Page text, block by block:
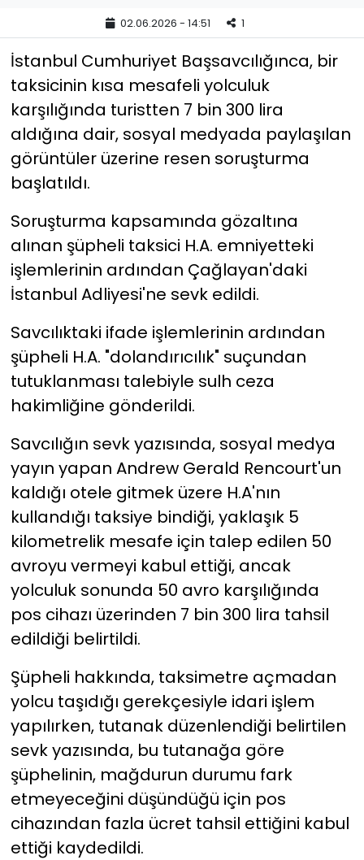
02.06.2026 - 14:51 1
İstanbul Cumhuriyet Başsavcılığınca, bir
taksicinin kısa mesafeli yolculuk
karşılığında turistten 7 bin 300 lira
aldığına dair, sosyal medyada paylaşılan
görüntüler üzerine resen soruşturma
başlatıldı.
Soruşturma kapsamında gözaltına
alınan şüpheli taksici H.A. emniyetteki
işlemlerinin ardından Çağlayan'daki
İstanbul Adliyesi'ne sevk edildi.
Savcılıktaki ifade işlemlerinin ardından
şüpheli H.A. "dolandırıcılık" suçundan
tutuklanması talebiyle sulh ceza
hakimliğine gönderildi.
Savcılığın sevk yazısında, sosyal medya
yayın yapan Andrew Gerald Rencourt'un
kaldığı otele gitmek üzere H.A'nın
kullandığı taksiye bindiği, yaklaşık 5
kilometrelik mesafe için talep edilen 50
avroyu vermeyi kabul ettiği, ancak
yolculuk sonunda 50 avro karşılığında
pos cihazı üzerinden 7 bin 300 lira tahsil
edildiği belirtildi.
Şüpheli hakkında, taksimetre açmadan
yolcu taşıdığı gerekçesiyle idari işlem
yapılırken, tutanak düzenlendiği belirtilen
sevk yazısında, bu tutanağa göre
şüphelinin, mağdurun durumu fark
etmeyeceğini düşündüğü için pos
cihazından fazla ücret tahsil ettiğini kabul
ettiği kaydedildi.
Yaşam
YEREL POLİTİKA
YEREL YÖNETİMLER
Yurt